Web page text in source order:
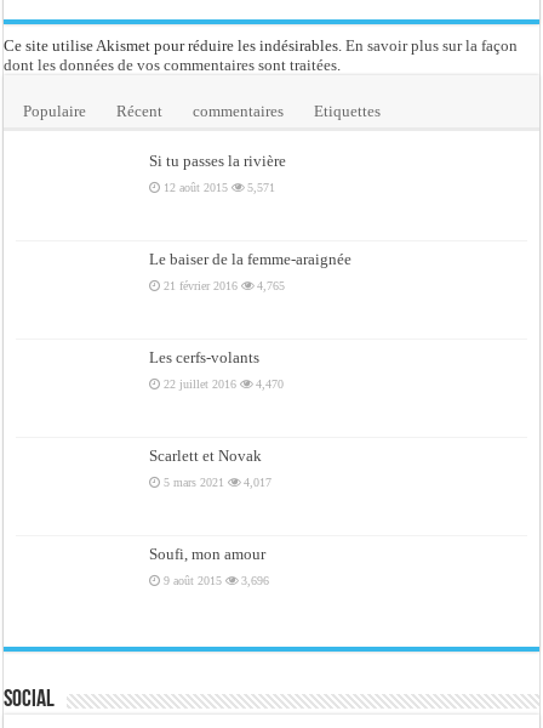
Ce site utilise Akismet pour réduire les indésirables.En savoir plus sur la façon
dont les données de vos commentaires sont traitées
Populaire Récent commentaires Etiquettes
Si tu passes la rivière
12 août 2015 5,571
Le baiser de la femme-araignée
21 février 2016 4,765
Les cerfs-volants
22 juillet 2016 4,470
Scarlett et Novak
5 mars 2021 4,017
Soufi, mon amour
9 août 2015 3,696
Social